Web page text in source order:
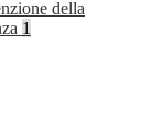
della
1